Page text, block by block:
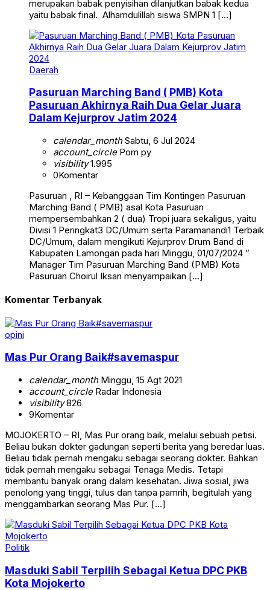
merupakan babak penyisihan dilanjutkan babak kedua
yaitu babak final. Alhamdulillah siswa SMPN 1 […]
Daerah
Pasuruan Marching Band ( PMB) Kota
Pasuruan Akhirnya Raih Dua Gelar Juara
Dalam Kejurprov Jatim 2024
calendar_monthSabtu, 6 Jul 2024
account_circlePom py
visibility1.995
0Komentar
Pasuruan , RI – Kebanggaan Tim Kontingen Pasuruan
Marching Band ( PMB) asal Kota Pasuruan
mempersembahkan 2 ( dua) Tropi juara sekaligus, yaitu
Divisi 1 Peringkat3 DC/Umum serta Paramanandi1 Terbaik
DC/Umum, dalam mengikuti Kejurprov Drum Band di
Kabupaten Lamongan pada hari Minggu, 01/07/2024 ”
Manager Tim Pasuruan Marching Band (PMB) Kota
Pasuruan Choirul Iksan menyampaikan […]
Komentar Terbanyak
opini
Mas Pur Orang Baik#savemaspur
calendar_monthMinggu, 15 Agt 2021
account_circleRadar Indonesia
visibility826
9Komentar
MOJOKERTO – RI, Mas Pur orang baik, melalui sebuah petisi.
Beliau bukan dokter gadungan seperti berita yang beredar luas.
Beliau tidak pernah mengaku sebagai seorang dokter. Bahkan
tidak pernah mengaku sebagai Tenaga Medis. Tetapi
membantu banyak orang dalam kesehatan. Jiwa sosial, jiwa
penolong yang tinggi, tulus dan tanpa pamrih, begitulah yang
menggambarkan seorang Mas Pur. […]
Politik
Masduki Sabil Terpilih Sebagai Ketua DPC PKB
Kota Mojokerto